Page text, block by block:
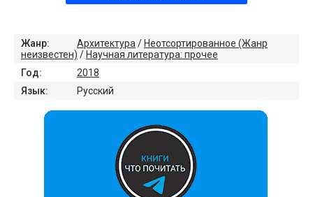
Жанр: Архитектура / Неотсортированное (Жанр
неизвестен) / Научная литература: прочее
Год:
2018
Язык:
Русский